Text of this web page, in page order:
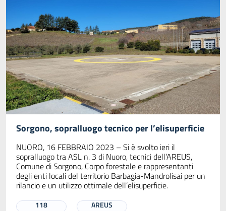
Sorgono, sopralluogo tecnico per l’elisuperficie
NUORO, 16 FEBBRAIO 2023 – Si è svolto ieri il
sopralluogo tra ASL n. 3 di Nuoro, tecnici dell’AREUS,
Comune di Sorgono, Corpo forestale e rappresentanti
degli enti locali del territorio Barbagia-Mandrolisai per un
rilancio e un utilizzo ottimale dell’elisuperficie.
118
AREUS